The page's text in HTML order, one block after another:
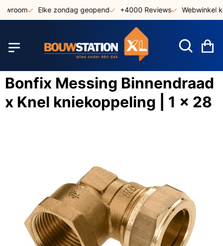
naar
Elke zondag geopend +4000 Reviews Webwinkel
Bonfix Messing Binnendraad
x Knel kniekoppeling | 1 x 28